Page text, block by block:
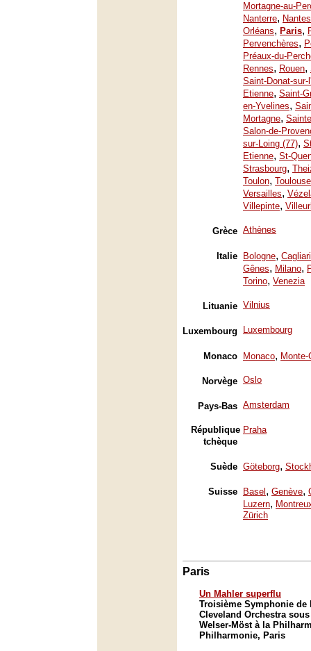
Mortagne-au-
Nanterre, Nantes
Orléans, Paris,
Pervenchères,
Préaux-du-
Rennes, Rouen,
Saint-Donat-sur-
Etienne, Saint-
en-Yvelines,
Mortagne,
Salon-de-
sur-Loing (77),
Etienne, St-
Strasbourg,
Toulon, Toulouse
Versailles,
Villepinte,
Grèce Athènes
Italie Bologne, Cagliari
Gênes, Milano,
Torino, Venezia
Lituanie Vilnius
Luxembourg Luxembourg
Monaco Monaco, Monte-
Norvège Oslo
Pays-Bas Amsterdam
République
tchèque
Praha
Suède Göteborg,
Suisse Basel , Genève,
Luzern,
Zürich
Paris
Un Mahler superflu
Troisième Symphonie de
Cleveland Orchestra
Welser-Möst à la
Philharmonie, Paris